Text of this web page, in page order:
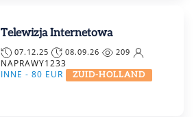
Telewizja Internetowa
07.12.25 08.09.26 209
NAPRAWY1233
INNE - 80 EUR ZUID-HOLLAND